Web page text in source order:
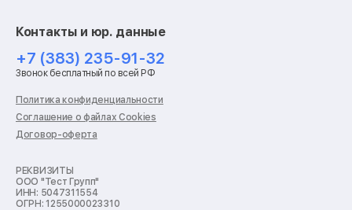
Ремонт роботов-пылесосов
Ремонт холодильников
Ремонт стиральных машин
Ремонт пылесосов
Ремонт варочных панелей
Ремонт духовых шкафов
Ремонт кондиционеров
Ремонт кухонных комбайнов
Ремонт морозильных камер
Ремонт отпаривателей
Ремонт плоттеров
Контакты и юр. данные
+7 (383) 235-91-32
Звонок бесплатный по всей РФ
Политика конфиденциальности
Соглашение о файлах Cookies
Договор-оферта
РЕКВИЗИТЫ
ООО "Тест Групп"
ИНН: 5047311554
ОГРН: 1255000023310